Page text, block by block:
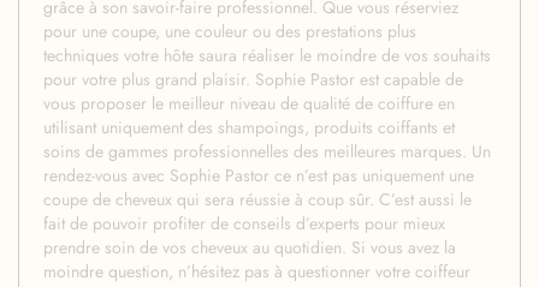
grâce à son savoir-faire professionnel. Que vous réserviez
pour une coupe, une couleur ou des prestations plus
techniques votre hôte saura réaliser le moindre de vos souhaits
pour votre plus grand plaisir. Sophie Pastor est capable de
vous proposer le meilleur niveau de qualité de coiffure en
utilisant uniquement des shampoings, produits coiffants et
soins de gammes professionnelles des meilleures marques. Un
rendez-vous avec Sophie Pastor ce n’est pas uniquement une
coupe de cheveux qui sera réussie à coup sûr. C’est aussi le
fait de pouvoir profiter de conseils d’experts pour mieux
prendre soin de vos cheveux au quotidien. Si vous avez la
moindre question, n’hésitez pas à questionner votre coiffeur